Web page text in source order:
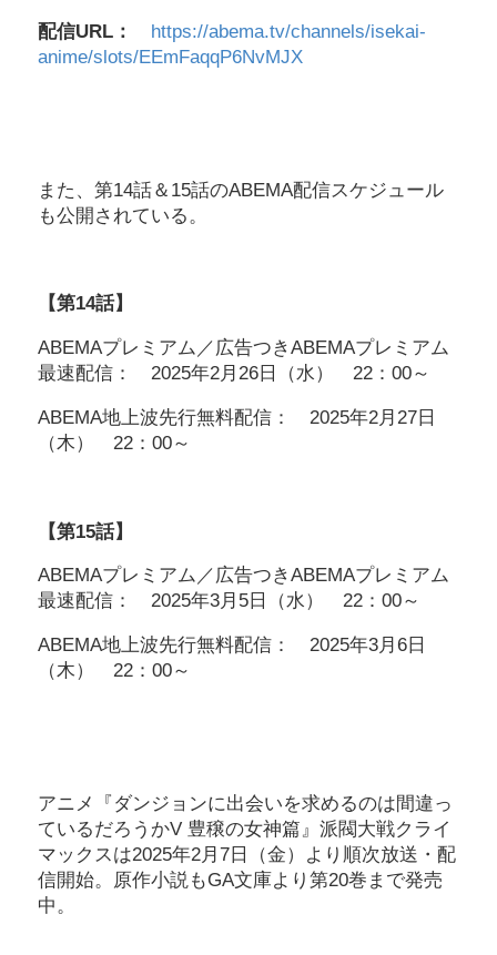
配信URL：
https://abema.tv/channels/isekai-
anime/slots/EEmFaqqP6NvMJX
また、第14話＆15話のABEMA配信スケジュール
も公開されている。
【第14話】
ABEMAプレミアム／広告つきABEMAプレミアム
最速配信： 2025年2月26日（水） 22：00～
ABEMA地上波先行無料配信： 2025年2月27日
（木） 22：00～
【第15話】
ABEMAプレミアム／広告つきABEMAプレミアム
最速配信： 2025年3月5日（水） 22：00～
ABEMA地上波先行無料配信： 2025年3月6日
（木） 22：00～
アニメ『ダンジョンに出会いを求めるのは間違っ
ているだろうかV 豊穣の女神篇』派閥大戦クライ
マックスは2025年2月7日（金）より順次放送・配
信開始。原作小説もGA文庫より第20巻まで発売
中。